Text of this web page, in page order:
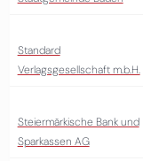
Standard
Verlagsgesellschaft m.b.H.
Steiermärkische Bank und
Sparkassen AG